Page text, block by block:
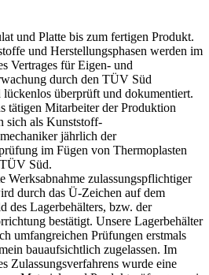
und Platte bis zum fertigen Produkt.
und Herstellungsphasen werden im
Vertrages für Eigen- und
durch den TÜV Süd
lückenlos überprüft und dokumentiert.
tätigen Mitarbeiter der Produktion
sich als Kunststoff-
jährlich der
im Fügen von Thermoplasten
Süd.
Werksabnahme zulassungspflichtiger
durch das Ü-Zeichen auf dem
des Lagerbehälters, bzw. der
bestätigt. Unsere Lagerbehälter
umfangreichen Prüfungen erstmals
bauaufsichtlich zugelassen. Im
Zulassungsverfahrens wurde eine